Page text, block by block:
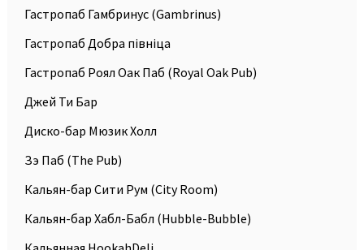
Гастропаб Гамбринус (Gambrinus)
Гастропаб Добра пiвнiца
Гастропаб Роял Оак Паб (Royal Oak Pub)
Джей Ти Бар
Диско-бар Мюзик Холл
Зэ Паб (The Pub)
Кальян-бар Сити Рум (City Room)
Кальян-бар Хабл-Бабл (Hubble-Bubble)